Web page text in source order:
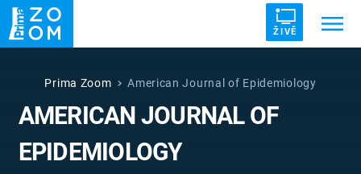
ŽIVĚ
Trendy: ZRÁDCI UFO DRUHÁ SVĚTOVÁ VÁLKA
ZÁHADY VETŘELCI DÁVNOVĚKU
Prima Zoom American Journal of Epidemiology
AMERICAN JOURNAL OF
EPIDEMIOLOGY